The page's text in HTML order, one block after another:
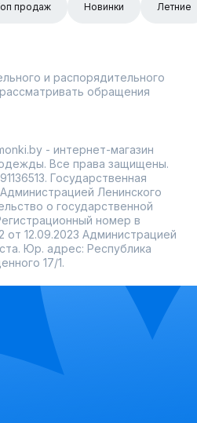
продаж Новинки Летние
и распорядительного
обращения
- интернет-магазин
Все права защищены.
Государственная
Администрацией Ленинского
о государственной
номер в
от 12.09.2023 Администрацией
Юр. адрес: Республика
17/1.